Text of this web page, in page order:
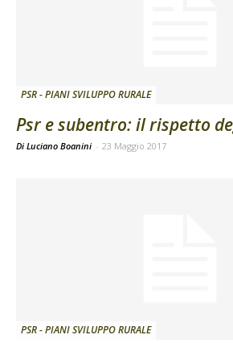
PSR - PIANI SVILUPPO RURALE
Psr e subentro: il rispetto
Di Luciano Boanini - 23 Maggio 2017
PSR - PIANI SVILUPPO RURALE